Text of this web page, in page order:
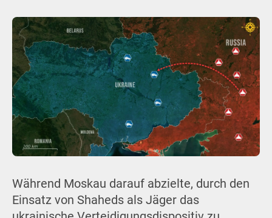
Während Moskau darauf abzielte, durch den
Einsatz von Shaheds als Jäger das